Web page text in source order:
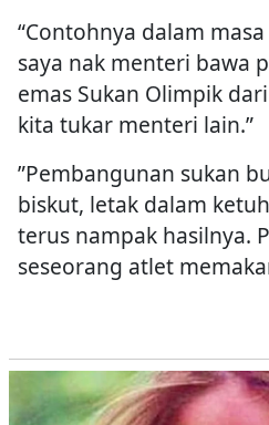
“Contohnya dalam
saya nak menteri bawa
emas Sukan Olimpik
kita tukar menteri lain.”
”Pembangunan sukan
biskut, letak dalam
terus nampak hasilnya.
seseorang atlet